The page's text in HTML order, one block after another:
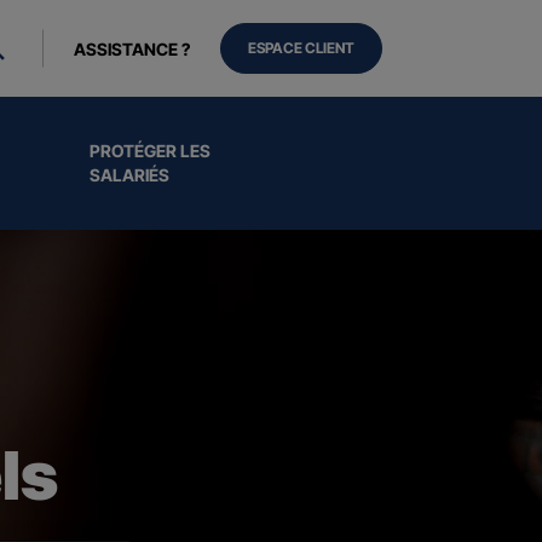
PROTÉGER LES
SALARIÉS
ASSISTANCE ? ESPACE CLIENT